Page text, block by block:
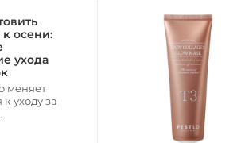
осени:
ухода
меняет
уходу за